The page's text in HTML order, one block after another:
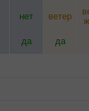
нет ветер
да да